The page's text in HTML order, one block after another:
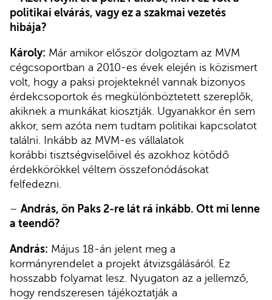
politikai elvárás, vagy ez a szakmai vezetés
hibája?
Károly: Már amikor először dolgoztam az MVM
cégcsoportban a 2010-es évek elején is közismert
volt, hogy a paksi projekteknél vannak bizonyos
érdekcsoportok és megkülönböztetett szereplők,
akiknek a munkákat kiosztják. Ugyanakkor én sem
akkor, sem azóta nem tudtam politikai kapcsolatot
találni. Inkább az MVM-es vállalatok
korábbi tisztségviselőivel és azokhoz kötődő
érdekkörökkel véltem összefonódásokat
felfedezni.
– András, ön Paks 2-re lát rá inkább. Ott mi lenne
a teendő?
András: Május 18-án jelent meg a
kormányrendelet a projekt átvizsgálásáról. Ez
hosszabb folyamat lesz. Nyugaton az a jellemző,
hogy rendszeresen tájékoztatják a